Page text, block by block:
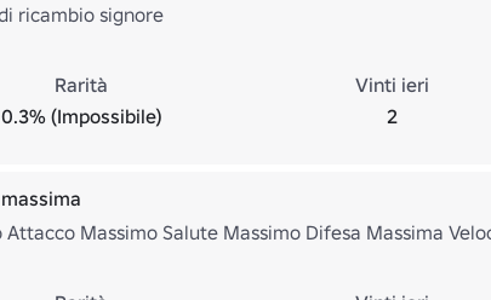
ricambio signore
Rarità
0.3% (Impossibile)
Vinti ieri
2
Attacco Massimo Salute Massimo Difesa Massima